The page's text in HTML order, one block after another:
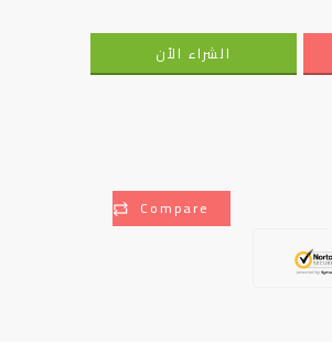
الشراء الأن
Compare